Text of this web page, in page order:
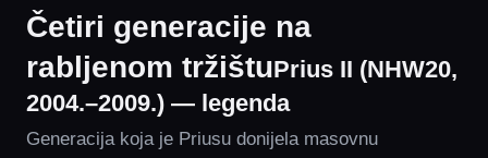
Četiri generacije na
rabljenom tržištuPrius II (NHW20,
2004.–2009.) — legenda
Generacija koja je Priusu donijela masovnu